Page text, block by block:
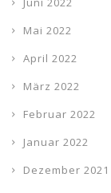
Mai 2022
April 2022
März 2022
Februar 2022
Januar 2022
Dezember 2021